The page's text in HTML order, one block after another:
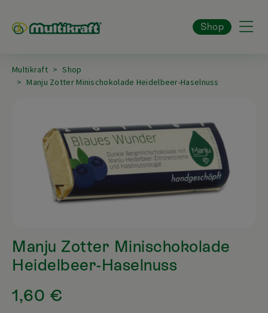
Shop
Multikraft
Shop
Manju Zotter Minischokolade Heidelbeer-Haselnuss
Manju Zotter Minischokolade
Heidelbeer-Haselnuss
1,60 €